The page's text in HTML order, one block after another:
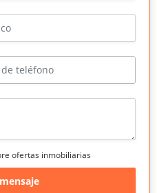
ofertas inmobiliarias